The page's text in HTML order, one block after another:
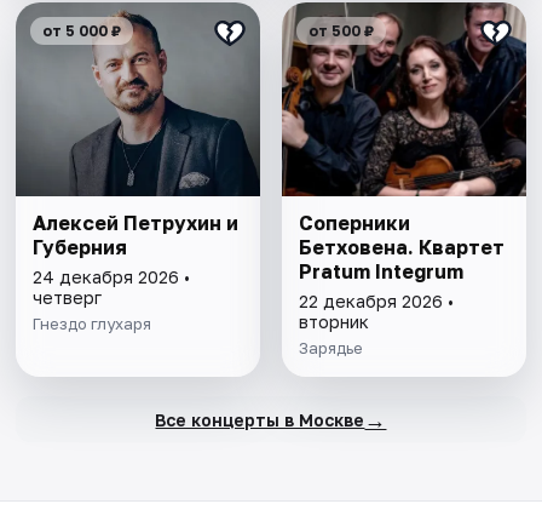
от 5 000 ₽
Алексей Петрухин и
Губерния
24 декабря 2026 •
четверг
Гнездо глухаря
от 500 ₽
Соперники
Бетховена. Квартет
Pratum Integrum
22 декабря 2026 •
вторник
Зарядье
Все концерты в Москве →